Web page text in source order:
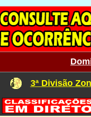
3ª Divisão